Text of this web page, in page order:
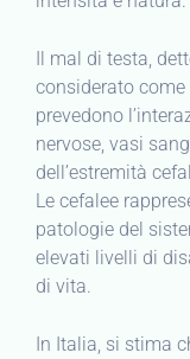
Il mal di testa,
considerato
prevedono
nervose, vasi
dell’estremità
Le cefalee
patologie del
elevati livelli di
di vita.
In Italia, si stima